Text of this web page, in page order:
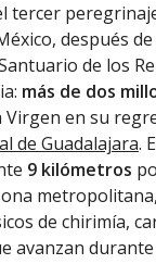
tercer
después de
de los
más de dos
Virgen en su
de Guadalajara.
9 kilómetros
de chirimía,
avanzan